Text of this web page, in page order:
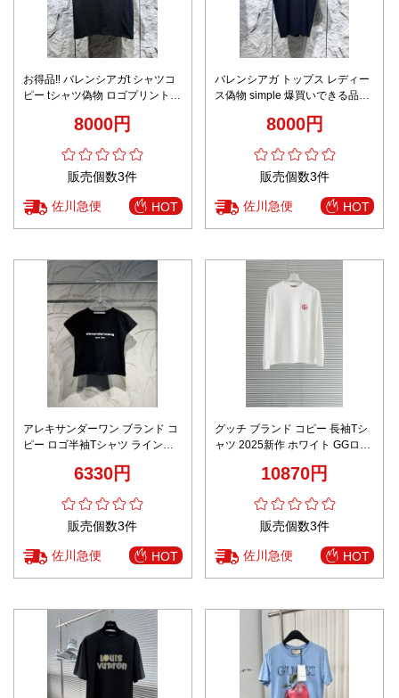
お得品‼ バレンシアガt シャツコ
ピー tシャツ偽物 ロゴプリント
女兼用 ブラック8000円
販売個数3件
佐川急便 HOT
バレンシアガ トップス レディー
ス偽物 simple 爆買いできる品質
8000円
販売個数3件
佐川急便 HOT
アレキサンダーワン ブランド コ
ピー ロゴ半袖Tシャツ ラインス
6330円
販売個数3件
佐川急便 HOT
グッチ ブランド コピー 長袖Tシ
ャツ 2025新作 ホワイト GGロゴ
デザイン 男女兼用 安心サイト
10870円
販売個数3件
佐川急便 HOT